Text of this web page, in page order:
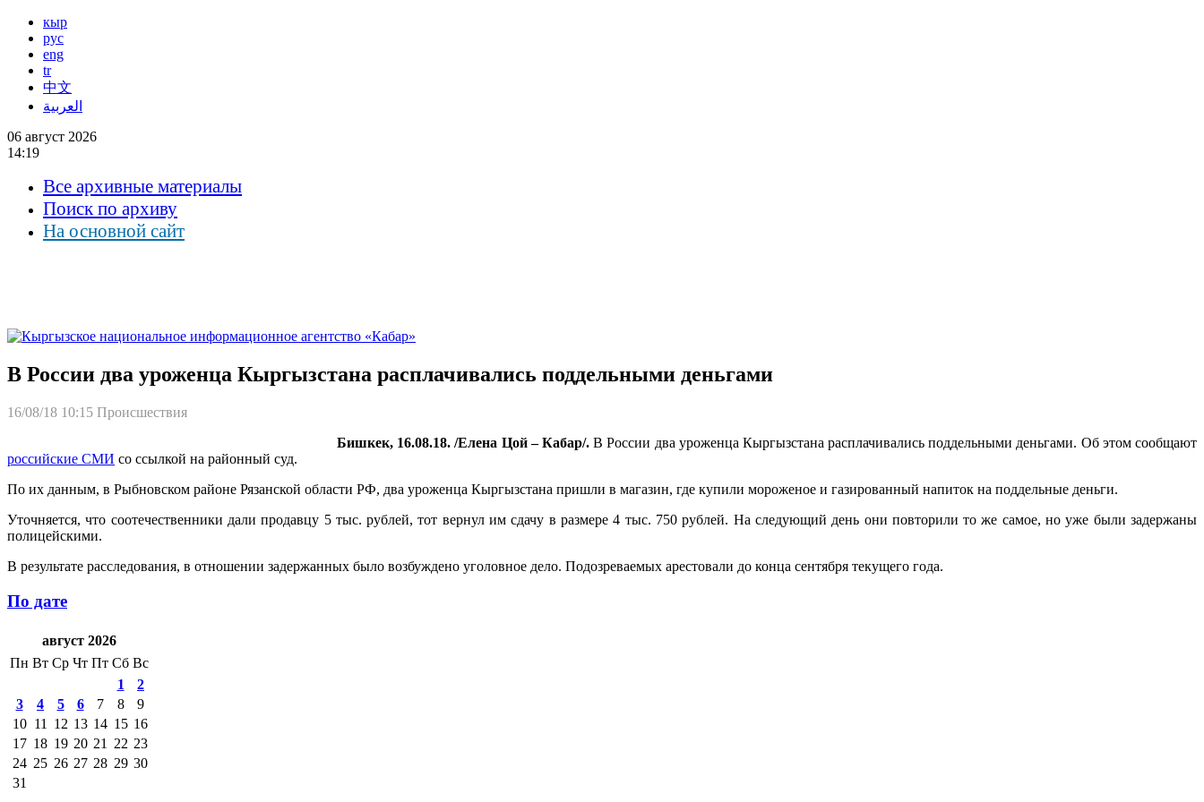
кыр
рус
eng
tr
中文
العربية
06 август 2026
14:19
Все архивные материалы
Поиск по архиву
На основной сайт
В России два уроженца Кыргызстана расплачивались поддельными деньгами
16/08/18 10:15 Происшествия
Бишкек, 16.08.18. /Елена Цой – Кабар/.В России два уроженца Кыргызстана расплачивались поддельными деньгами. Об этом сообщают
российские СМИ со ссылкой на районный суд.
По их данным, в Рыбновском районе Рязанской области РФ, два уроженца Кыргызстана пришли в магазин, где купили мороженое и газированный напиток на поддельные деньги.
Уточняется, что соотечественники дали продавцу 5 тыс. рублей, тот вернул им сдачу в размере 4 тыс. 750 рублей. На следующий день они повторили то же самое, но уже были задержаны
полицейскими.
В результате расследования, в отношении задержанных было возбуждено уголовное дело. Подозреваемых арестовали до конца сентября текущего года.
По дате
август 2026
Пн Вт Ср Чт Пт Сб Вс
1
2
3
4 5 6 7 8
9
10 11 12 13 14 15 16
17 18 19 20 21 22 23
24 25 26 27 28 29 30
31